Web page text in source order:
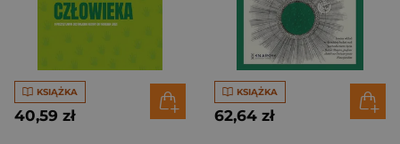
KSIĄŻKA
40,59 zł
KSIĄŻKA
62,64 zł